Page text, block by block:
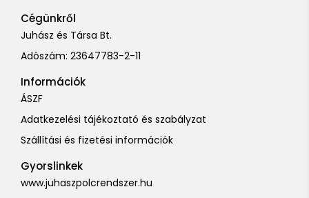
Cégünkről
Juhász és Társa Bt.
Adószám: 23647783-2-11
Információk
ÁSZF
Adatkezelési tájékoztató és szabályzat
Szállítási és fizetési információk
Gyorslinkek
www.juhaszpolcrendszer.hu